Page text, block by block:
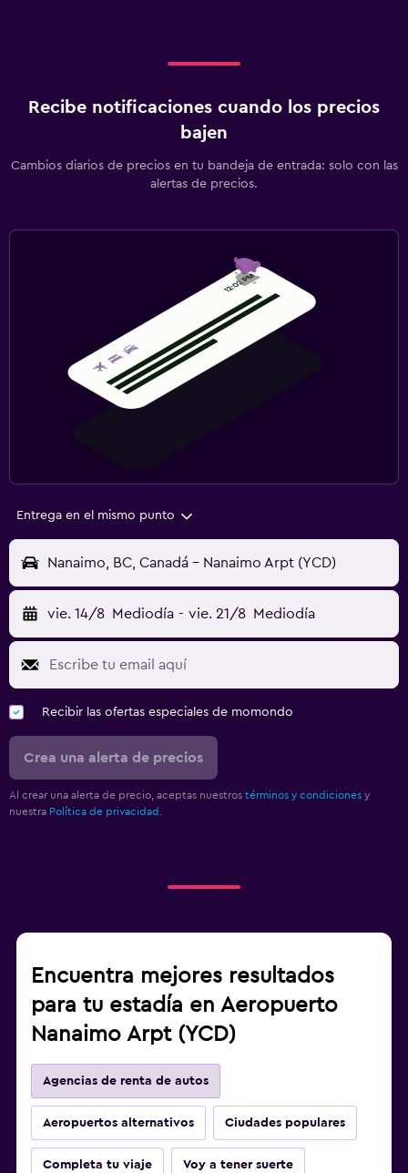
Recibe notificaciones cuando los precios
bajen
Cambios diarios de precios en tu bandeja de entrada: solo con las
alertas de precios.
Entrega en el mismo punto
Nanaimo, BC, Canadá - Nanaimo Arpt (YCD)
vie. 14/8 Mediodía - vie. 21/8 Mediodía
Recibir las ofertas especiales de momondo
Crea una alerta de precios
Al crear una alerta de precio, aceptas nuestros términos y condiciones y
nuestra Política de privacidad.
Encuentra mejores resultados
para tu estadía en Aeropuerto
Nanaimo Arpt (YCD)
Agencias de renta de autos
Aeropuertos alternativos Ciudades populares
Completa tu viaje Voy a tener suerte